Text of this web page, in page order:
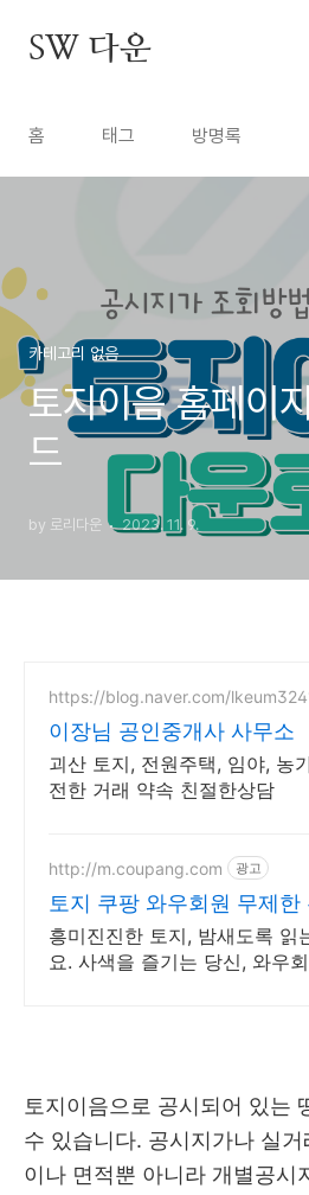
SW 다운
홈 태그 방명록
카테고리 없음
토지이음 홈페이
드
by 로리다운 2023. 11. 9.
https://blog.naver.com/
이장님 공인중개사 사무소
괴산 토지, 전원주택, 임야, 농
전한 거래 약속 친절한상담
http://m.coupang.com 광고
토지 쿠팡 와우회원 무제한
흥미진진한 토지, 밤새도록 읽
요. 사색을 즐기는 당신, 와우
토지이음으로 공시되어 있는
수 있습니다. 공시지가나 실
이나 면적뿐 아니라 개별공시